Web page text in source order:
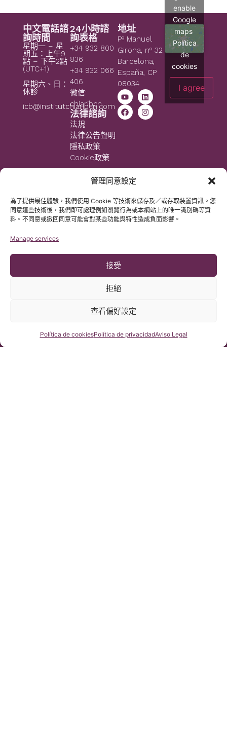
管理同意設定
為了提供最佳體驗，我們使用 Cookie 等技術來儲存及／或存取裝置資訊。您
同意這些技術後，我們即可處理例如瀏覽行為或本網站上的唯一識別碼等資
料。不同意或撤回同意可能會對某些功能與特性造成負面影響。
Manage services
接受
拒絕
查看偏好設定
Política de cookiesPolítica de privacidadAviso Legal
中文電話諮
詢時間
星期一 – 星
期五：上午9
點 – 下午2點
(UTC+1)
星期六、日：
休診
icb@institutchiaribcn.com
24小時諮
詢表格
+34 932 800
836
+34 932 066
406
微信:
chiaribcn
法律諮詢
法規
法律公告聲明
隱私政策
Cookie政策
地址
Pº Manuel
Girona, nº 32
Barcelona,
España, CP
08034
enable
Google
maps
Política
de
cookies
I agree
咨詢我們